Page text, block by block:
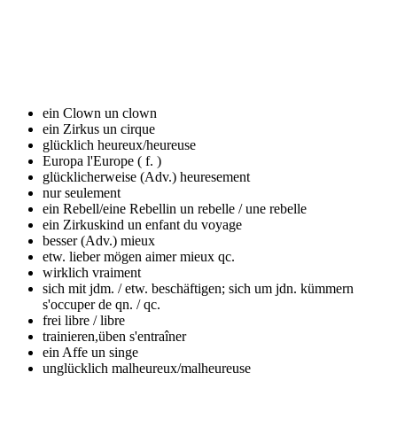
ein Clown un clown
ein Zirkus un cirque
glücklich heureux/heureuse
Europa l'Europe ( f. )
glücklicherweise (Adv.) heuresement
nurseulement
ein Rebell/eine Rebellin un rebelle / une rebelle
ein Zirkuskind un enfant du voyage
besser (Adv.) mieux
etw. lieber mögen aimer mieux qc.
wirklich vraiment
sich mit jdm. / etw. beschäftigen; sich um jdn. kümmern
s'occuper de qn. / qc.
frei libre / libre
trainieren,üben s'entraîner
ein Affe un singe
unglücklich malheureux/malheureuse